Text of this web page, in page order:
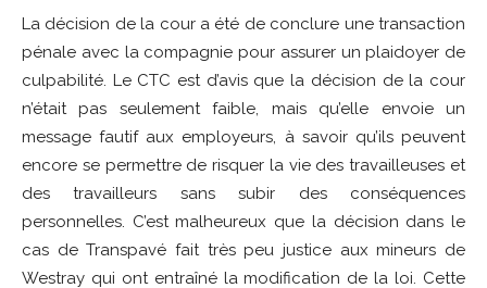
La décision de la cour a été de conclure une transaction
pénale avec la compagnie pour assurer un plaidoyer de
culpabilité. Le CTC est d’avis que la décision de la cour
n’était pas seulement faible, mais qu’elle envoie un
message fautif aux employeurs, à savoir qu’ils peuvent
encore se permettre de risquer la vie des travailleuses et
des travailleurs sans subir des conséquences
personnelles. C’est malheureux que la décision dans le
cas de Transpavé fait très peu justice aux mineurs de
Westray qui ont entraîné la modification de la loi. Cette